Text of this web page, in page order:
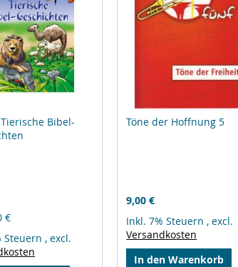
Bibel-
€
Steuern , excl.
Töne der Hoffnung 5
9,00 €
Inkl. 7% Steuern ,excl.
Versandkosten
In den Warenkorb